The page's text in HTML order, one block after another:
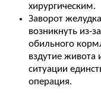
хирургическим.
Заворот
возникнуть из-
обильного
вздутие
ситуации
операция.